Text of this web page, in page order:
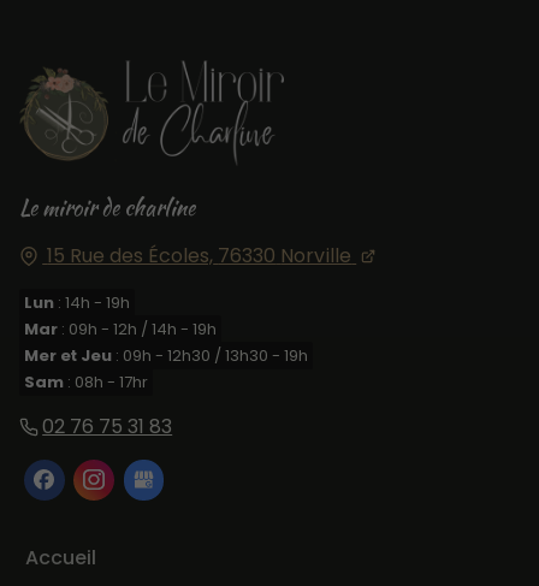
Le miroir de charline
15 Rue des Écoles, 76330 Norville
Lun : 14h - 19h
Mar : 09h - 12h / 14h - 19h
Mer et Jeu : 09h - 12h30 / 13h30 - 19h
Sam : 08h - 17hr
02 76 75 31 83
Accueil